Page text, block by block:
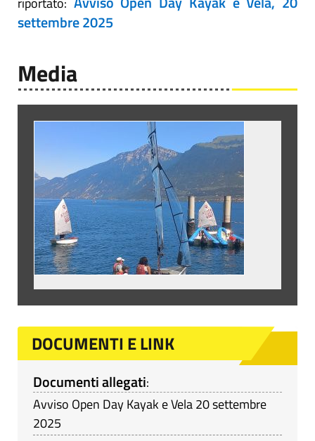
settembre 2025
Media
DOCUMENTI E LINK
Documenti allegati:
Avviso Open Day Kayak e Vela 20 settembre
2025